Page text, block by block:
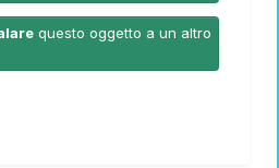
questo oggetto a un altro